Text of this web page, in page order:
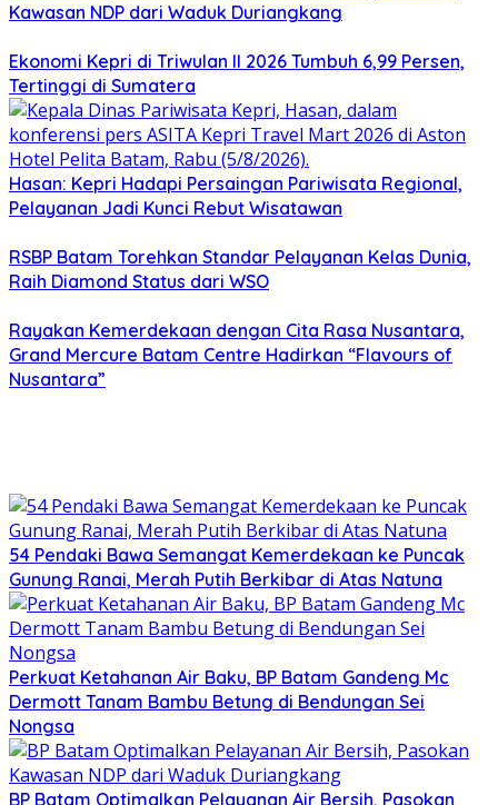
Kawasan NDP dari Waduk Duriangkang
Ekonomi Kepri di Triwulan II 2026 Tumbuh 6,99 Persen,
Tertinggi di Sumatera
Hasan: Kepri Hadapi Persaingan Pariwisata Regional,
Pelayanan Jadi Kunci Rebut Wisatawan
RSBP Batam Torehkan Standar Pelayanan Kelas Dunia,
Raih Diamond Status dari WSO
Rayakan Kemerdekaan dengan Cita Rasa Nusantara,
Grand Mercure Batam Centre Hadirkan “Flavours of
Nusantara”
54 Pendaki Bawa Semangat Kemerdekaan ke Puncak
Gunung Ranai, Merah Putih Berkibar di Atas Natuna
Perkuat Ketahanan Air Baku, BP Batam Gandeng Mc
Dermott Tanam Bambu Betung di Bendungan Sei
Nongsa
BP Batam Optimalkan Pelayanan Air Bersih, Pasokan